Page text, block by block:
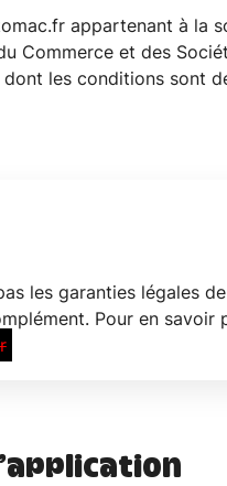
appartenant à la
Commerce et des
dont les conditions sont
les garanties légales
Pour en